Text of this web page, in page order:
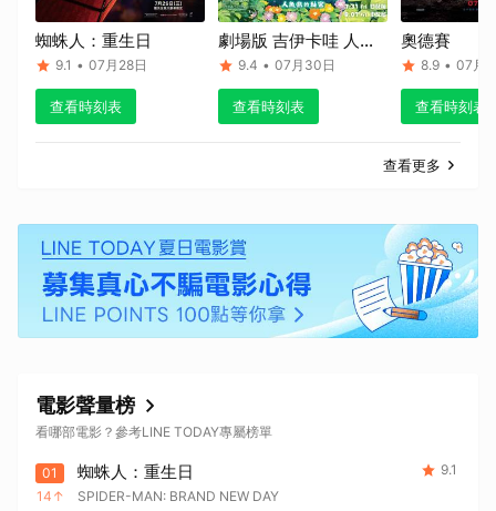
蜘蛛人：重生日
9.1 • 07月28日
查看時刻表
劇場版 吉伊卡哇 人魚
島的秘密
9.4 • 07月30日
查看時刻表
奧德賽
8.9 • 07月
查看時刻表
查看更多
電影聲量榜
看哪部電影？參考LINE TODAY專屬榜單
01
14
蜘蛛人：重生日
SPIDER-MAN: BRAND NEW DAY
9.1